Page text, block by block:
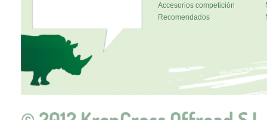
Accesorios competición
Recomendados